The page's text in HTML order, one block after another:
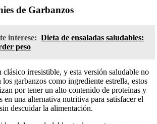
de Garbanzos
interese: Dieta de ensaladas saludables:
peso
irresistible, y esta versión saludable no
garbanzos como ingrediente estrella, estos
por tener un alto contenido de proteínas y
una alternativa nutritiva para satisfacer el
descuidar la alimentación.